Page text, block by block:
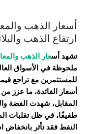
أسعار الذهب
ارتفاع الذهب
تشهد أسعار الذهب
ملحوظة في الأسواق
للمستثمرين مع تراجع
أسعار الفائدة، ما عزز
المقابل، شهدت الفضة
طفيفًا، في ظل تقلبات
النفط فقد تأثر